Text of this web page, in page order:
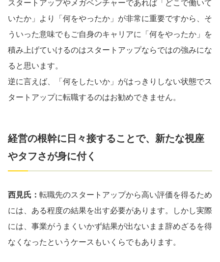
スタートアップやメガベンチャーであれば「どこで働いて
いたか」より「何をやったか」が非常に重要ですから、そ
ういった意味でもご自身のキャリアに「何をやったか」を
積み上げていけるのはスタートアップならではの強みにな
ると思います。
逆に言えば、「何をしたいか」がはっきりしない状態でス
タートアップに転職するのはお勧めできません。
経営の根幹に日々接することで、新たな視座
やタフさが身に付く
西見氏： 転職先のスタートアップから高い評価を得るため
には、ある程度の結果を出す必要があります。しかし実際
には、事業がうまくいかず結果が出ないまま辞めざるを得
なくなったというケースもいくらでもあります。